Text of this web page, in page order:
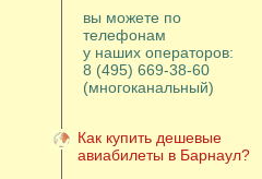
вы можете по
телефонам
у наших операторов:
8 (495) 669-38-60
(многоканальный)
Как купить дешевые
авиабилеты в Барнаул?